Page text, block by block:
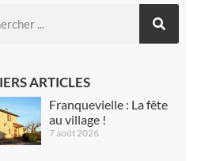
ARTICLES
Franquevielle : La fête
au village !
7 août 2026